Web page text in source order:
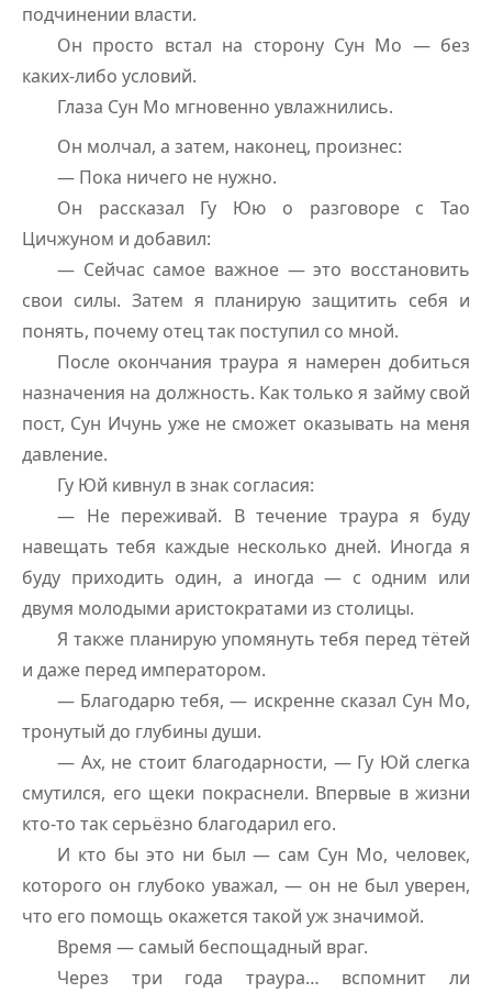
подчинении власти.
Он просто встал на сторону Сун Мо — без
каких-либо условий.
Глаза Сун Мо мгновенно увлажнились.
Он молчал, а затем, наконец, произнес:
— Пока ничего не нужно.
Он рассказал Гу Юю о разговоре с Тао
Цичжуном и добавил:
— Сейчас самое важное — это восстановить
свои силы. Затем я планирую защитить себя и
понять, почему отец так поступил со мной.
После окончания траура я намерен добиться
назначения на должность. Как только я займу свой
пост, Сун Ичунь уже не сможет оказывать на меня
давление.
Гу Юй кивнул в знак согласия:
— Не переживай. В течение траура я буду
навещать тебя каждые несколько дней. Иногда я
буду приходить один, а иногда — с одним или
двумя молодыми аристократами из столицы.
Я также планирую упомянуть тебя перед тётей
и даже перед императором.
— Благодарю тебя, — искренне сказал Сун Мо,
тронутый до глубины души.
— Ах, не стоит благодарности, — Гу Юй слегка
смутился, его щеки покраснели. Впервые в жизни
кто-то так серьёзно благодарил его.
И кто бы это ни был — сам Сун Мо, человек,
которого он глубоко уважал, — он не был уверен,
что его помощь окажется такой уж значимой.
Время — самый беспощадный враг.
Через три года траура… вспомнит ли